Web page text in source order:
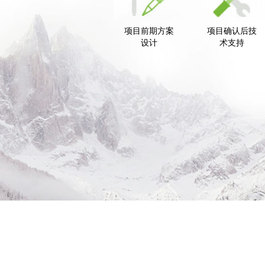
项目前期方案
设计
项目确认后技
术支持